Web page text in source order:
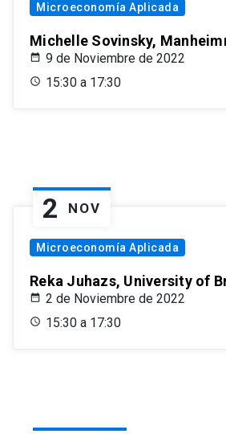
Microeconomía Aplicada
Michelle Sovinsky,
9 de Noviembre de 2022
15:30 a 17:30
2 NOV
Microeconomía Aplicada
Reka Juhazs, University of
2 de Noviembre de 2022
15:30 a 17:30